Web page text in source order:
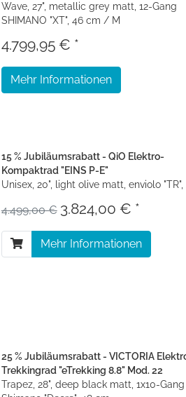
Wave, 27", metallic grey matt, 12-Gang
SHIMANO "XT", 46 cm / M
4.799,95 € *
Mehr Informationen
15 % Jubiläumsrabatt - QiO Elektro-
Kompaktrad "EINS P-E"
Unisex, 20", light olive matt, enviolo
4.499,00 € 3.824,00 € *
Mehr Informationen
25 % Jubiläumsrabatt - VICTORIA
Trekkingrad "eTrekking 8.8" Mod. 22
Trapez, 28", deep black matt, 1x10-Gang